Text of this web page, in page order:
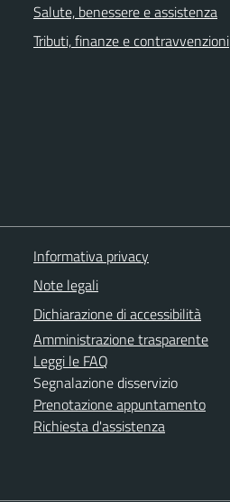
Salute, benessere e assistenza
Tributi, finanze e contravvenzioni
Informativa privacy
Note legali
Dichiarazione di accessibilità
Amministrazione trasparente
Leggi le FAQ
Segnalazione disservizio
Prenotazione appuntamento
Richiesta d'assistenza